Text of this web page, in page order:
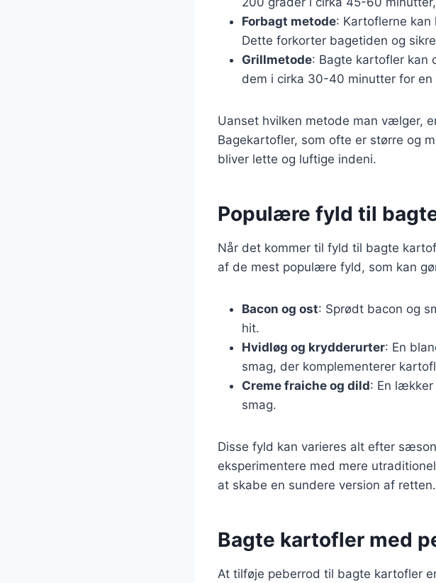
Forbagt metode: Kartoflerne kan
Dette forkorter bagetiden og
Grillmetode: Bagte kartofler kan
dem i cirka 30-40 minutter for en
Uanset hvilken metode man vælger,
Bagekartofler, som ofte er større og
bliver lette og luftige indeni.
Populære fyld til
Når det kommer til fyld til bagte
af de mest populære fyld, som kan
Bacon og ost: Sprødt bacon og
hit.
Hvidløg og krydderurter: En
smag, der komplementerer
Creme fraiche og dild: En lækker
smag.
Disse fyld kan varieres alt efter
eksperimentere med mere
at skabe en sundere version af retten.
Bagte kartofler med
At tilføje peberrod til bagte kartofler